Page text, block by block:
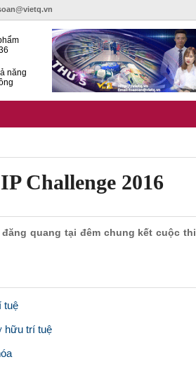
năng
Challenge 2016
quang tại đêm chung kết cuộc thi
tuệ
hữu trí tuệ